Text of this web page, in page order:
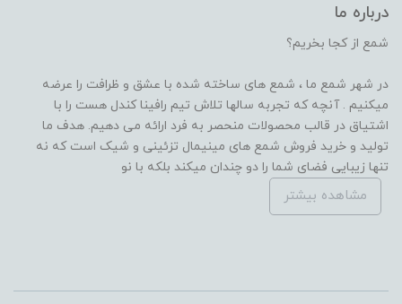
درباره ما
شمع از کجا بخریم؟
در شهر شمع ما ، شمع های ساخته شده با عشق و ظرافت را عرضه
میکنیم . آنچه که تجربه سالها تلاش تیم رافینا کندل هست را با
اشتیاق در قالب محصولات منحصر به فرد ارائه می دهیم. هدف ما
تولید و خرید فروش شمع های مینیمال تزئینی و شیک است که نه
تنها زیبایی فضای شما را دو چندان میکند بلکه با نو
مشاهده بیشتر